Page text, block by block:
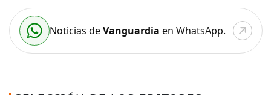
Noticias deVanguardia en WhatsApp.